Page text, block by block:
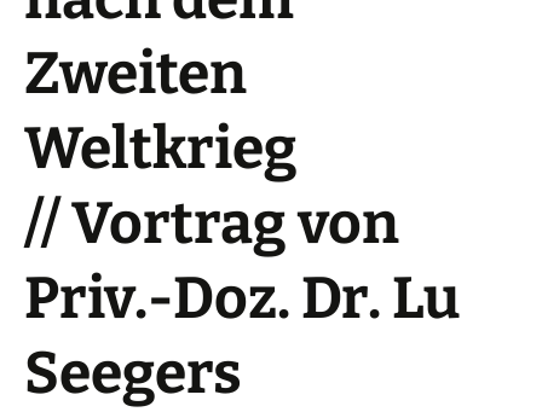
Zweiten
Weltkrieg
// Vortrag von
Priv.-Doz. Dr. Lu
Seegers